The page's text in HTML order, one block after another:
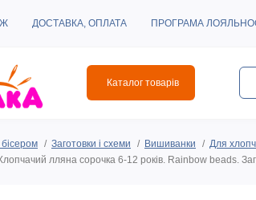
ДОСТАВКА, ОПЛАТА ПРОГРАМА
Каталог товарів
Заготовки і схеми Вишиванки Для
лляна сорочка 6-12 років. Rainbow beads.